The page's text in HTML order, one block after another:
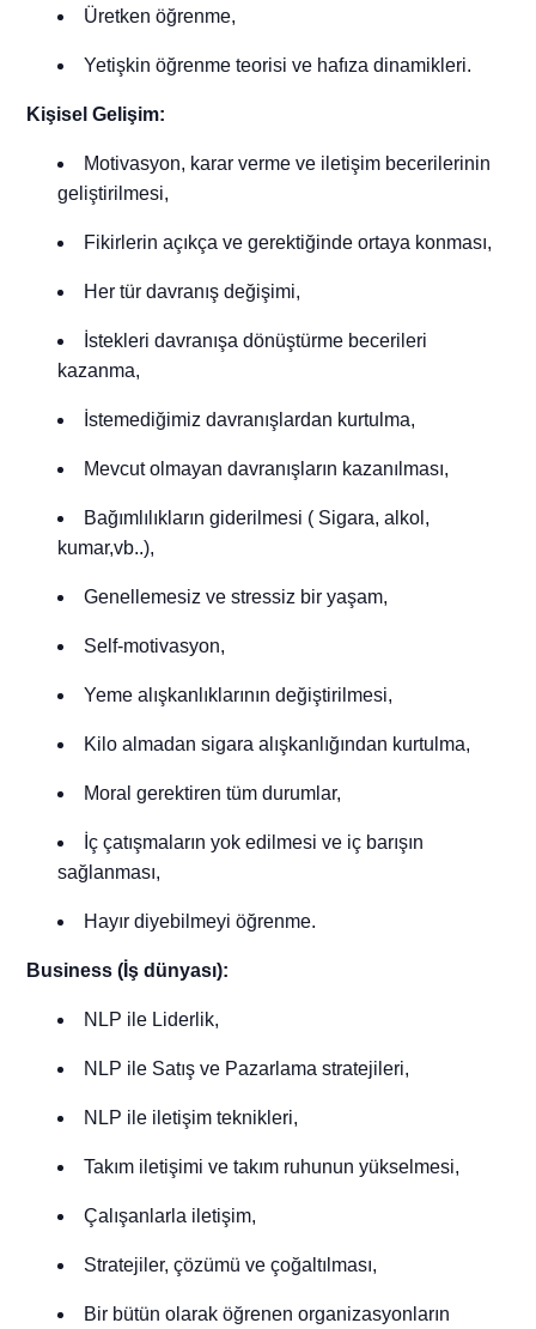
Üretken öğrenme,
Yetişkin öğrenme teorisi ve hafıza dinamikleri.
Kişisel Gelişim:
Motivasyon, karar verme ve iletişim becerilerinin
geliştirilmesi,
Fikirlerin açıkça ve gerektiğinde ortaya konması,
Her tür davranış değişimi,
İstekleri davranışa dönüştürme becerileri
kazanma,
İstemediğimiz davranışlardan kurtulma,
Mevcut olmayan davranışların kazanılması,
Bağımlılıkların giderilmesi ( Sigara, alkol,
kumar,vb..),
Genellemesiz ve stressiz bir yaşam,
Self-motivasyon,
Yeme alışkanlıklarının değiştirilmesi,
Kilo almadan sigara alışkanlığından kurtulma,
Moral gerektiren tüm durumlar,
İç çatışmaların yok edilmesi ve iç barışın
sağlanması,
Hayır diyebilmeyi öğrenme.
Business (İş dünyası):
NLP ile Liderlik,
NLP ile Satış ve Pazarlama stratejileri,
NLP ile iletişim teknikleri,
Takım iletişimi ve takım ruhunun yükselmesi,
Çalışanlarla iletişim,
Stratejiler, çözümü ve çoğaltılması,
Bir bütün olarak öğrenen organizasyonların